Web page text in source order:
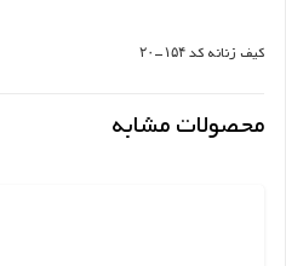
کیف زنانه کد ۱۵۴-۲۰
محصولات مشابه